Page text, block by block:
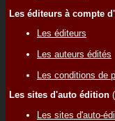
Les éditeurs à compte
Les éditeurs
Les auteurs édités
Les conditions de
Les sites d'auto édition
Les sites d'auto-